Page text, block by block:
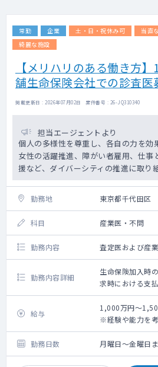
常勤 企業 土・日・祝休み可 当直
綺麗な施設
【メリハリのある働き方
舗生命保険会社での診査医
掲載更新日 : 2026年07月02日 案件番号 : 26-JQ310340
担当エージェントより
個人の多様性を尊重し、各自の力を効
女性の活躍推進、障がい者雇用、仕事
援など、ダイバーシティの推進に取り
勤務地 東京都千代田区
科目 産業医・不問
勤務内容 査定医および産
勤務内容詳細
生命保険加入時
求時における支
る業務かつ従業
ていただきます
給与
1,000万円～
※経験や能力を
決定します。
勤務日数
月曜日～金曜日